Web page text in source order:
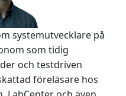
systemutvecklare på
som tidig
och testdriven
föreläsare hos